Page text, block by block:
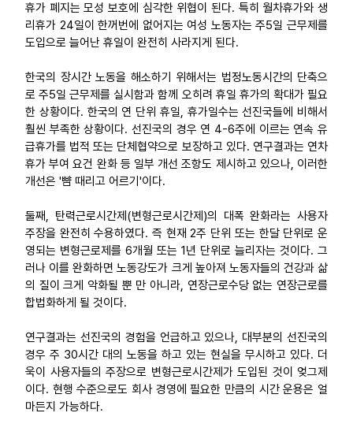
휴가 폐지는 모성 보호에 심각한 위협이 된다. 특히 월차휴가와 생
리휴가 24일이 한꺼번에 없어지는 여성 노동자는 주5일 근무제를
도입으로 늘어난 휴일이 완전히 사라지게 된다.
한국의 장시간 노동을 해소하기 위해서는 법정노동시간의 단축으
로 주5일 근무제를 실시함과 함께 오히려 휴일 휴가의 확대가 필요
한 상황이다. 한국의 연 단위 휴일, 휴가일수는 선진국들에 비해서
훨씬 부족한 상황이다. 선진국의 경우 연 4-6주에 이르는 연속 유
급휴가를 법적 또는 단체협약으로 보장하고 있다. 연구결과는 연차
휴가 부여 요건 완화 등 일부 개선 조항도 제시하고 있으나, 이러한
개선은 '뺨 때리고 어르기'이다.
둘째, 탄력근로시간제(변형근로시간제)의 대폭 완화라는 사용자
주장을 완전히 수용하였다. 즉 현재 2주 단위 또는 한달 단위로 운
영되는 변형근로제를 6개월 또는 1년 단위로 늘리자는 것이다. 그
러나 이를 완화하면 노동강도가 크게 높아져 노동자들의 건강과 삶
의 질이 크게 악화될 뿐 만 아니라, 연장근로수당 없는 연장근로를
합법화하게 될 것이다.
연구결과는 선진국의 경험을 언급하고 있으나, 대부분의 선진국의
경우 주 30시간 대의 노동을 하고 있는 현실을 무시하고 있다. 더
욱이 사용자들의 주장으로 변형근로시간제가 도입된 것이 엊그제
이다. 현행 수준으로도 회사 경영에 필요한 만큼의 시간 운용은 얼
마든지 가능하다.